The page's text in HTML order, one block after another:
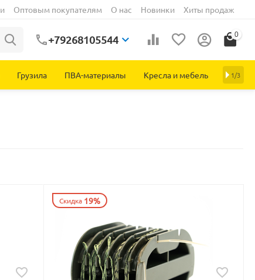
Оптовым покупателям О нас Новинки Хиты продаж
+79268105544 0
Грузила ПВА-материалы Кресла и мебель 1/3
Скидка 19%